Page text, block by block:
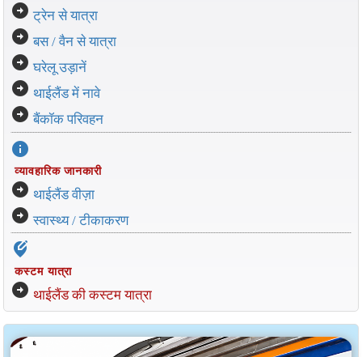
arrow_circle_right ट्रेन से यात्रा
arrow_circle_right बस / वैन से यात्रा
arrow_circle_right घरेलू उड़ानें
arrow_circle_right थाईलैंड में नावे
arrow_circle_right बैंकॉक परिवहन
info
व्यावहारिक जानकारी
arrow_circle_right थाईलैंड वीज़ा
arrow_circle_right स्वास्थ्य / टीकाकरण
edit_location_alt
कस्टम यात्रा
arrow_circle_right थाईलैंड की कस्टम यात्रा